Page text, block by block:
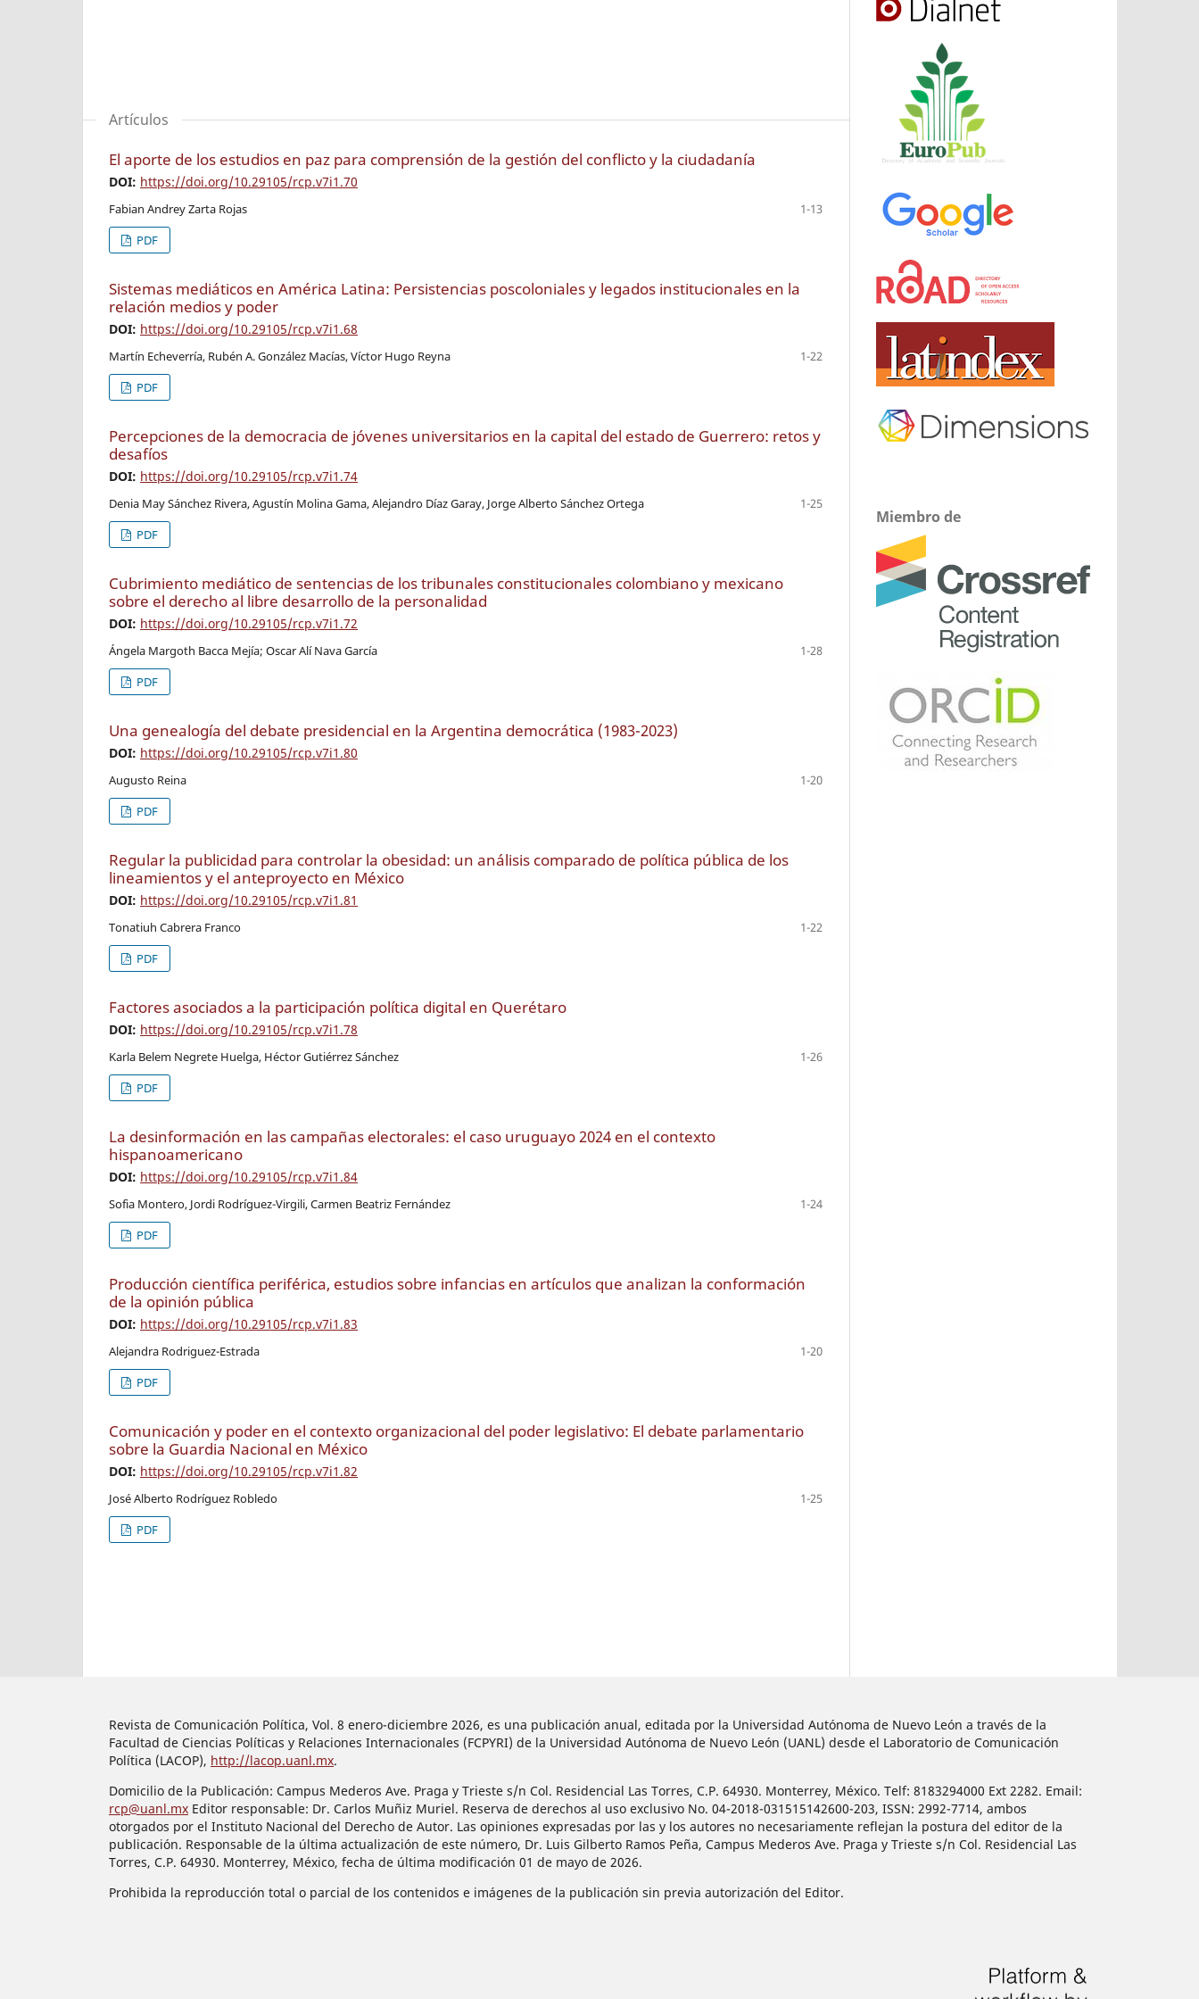
Artículos
El aporte de los estudios en paz para comprensión de la gestión del conflicto y la ciudadanía
DOI: https://doi.org/10.29105/rcp.v7i1.70
Fabian Andrey Zarta Rojas
1-13
PDF
Sistemas mediáticos en América Latina: Persistencias poscoloniales y legados institucionales en la
relación medios y poder
DOI: https://doi.org/10.29105/rcp.v7i1.68
Martín Echeverría, Rubén A. González Macías, Víctor Hugo Reyna
1-22
PDF
Percepciones de la democracia de jóvenes universitarios en la capital del estado de Guerrero: retos y
desafíos
DOI: https://doi.org/10.29105/rcp.v7i1.74
Denia May Sánchez Rivera, Agustín Molina Gama, Alejandro Díaz Garay, Jorge Alberto Sánchez Ortega
1-25
PDF
Cubrimiento mediático de sentencias de los tribunales constitucionales colombiano y mexicano
sobre el derecho al libre desarrollo de la personalidad
DOI: https://doi.org/10.29105/rcp.v7i1.72
Ángela Margoth Bacca Mejía; Oscar Alí Nava García
1-28
PDF
Una genealogía del debate presidencial en la Argentina democrática (1983-2023)
DOI: https://doi.org/10.29105/rcp.v7i1.80
Augusto Reina
1-20
PDF
Regular la publicidad para controlar la obesidad: un análisis comparado de política pública de los
lineamientos y el anteproyecto en México
DOI: https://doi.org/10.29105/rcp.v7i1.81
Tonatiuh Cabrera Franco
1-22
PDF
Factores asociados a la participación política digital en Querétaro
DOI: https://doi.org/10.29105/rcp.v7i1.78
Karla Belem Negrete Huelga, Héctor Gutiérrez Sánchez
1-26
PDF
La desinformación en las campañas electorales: el caso uruguayo 2024 en el contexto
hispanoamericano
DOI: https://doi.org/10.29105/rcp.v7i1.84
Sofia Montero, Jordi Rodríguez-Virgili, Carmen Beatriz Fernández
1-24
PDF
Producción científica periférica, estudios sobre infancias en artículos que analizan la conformación
de la opinión pública
DOI: https://doi.org/10.29105/rcp.v7i1.83
Alejandra Rodriguez-Estrada
1-20
PDF
Comunicación y poder en el contexto organizacional del poder legislativo: El debate parlamentario
sobre la Guardia Nacional en México
DOI: https://doi.org/10.29105/rcp.v7i1.82
José Alberto Rodríguez Robledo
1-25
PDF
Miembro de
Revista de Comunicación Política, Vol. 8 enero-diciembre 2026, es una publicación anual, editada por la Universidad Autónoma de Nuevo León a través de la
Facultad de Ciencias Políticas y Relaciones Internacionales (FCPYRI) de la Universidad Autónoma de Nuevo León (UANL) desde el Laboratorio de Comunicación
Política (LACOP), http://lacop.uanl.mx.
Domicilio de la Publicación: Campus Mederos Ave. Praga y Trieste s/n Col. Residencial Las Torres, C.P. 64930. Monterrey, México. Telf: 8183294000 Ext 2282. Email:
rcp@uanl.mx Editor responsable: Dr. Carlos Muñiz Muriel. Reserva de derechos al uso exclusivo No. 04-2018-031515142600-203, ISSN: 2992-7714, ambos
otorgados por el Instituto Nacional del Derecho de Autor. Las opiniones expresadas por las y los autores no necesariamente reflejan la postura del editor de la
publicación. Responsable de la última actualización de este número, Dr. Luis Gilberto Ramos Peña, Campus Mederos Ave. Praga y Trieste s/n Col. Residencial Las
Torres, C.P. 64930. Monterrey, México, fecha de última modificación 01 de mayo de 2026.
Prohibida la reproducción total o parcial de los contenidos e imágenes de la publicación sin previa autorización del Editor.